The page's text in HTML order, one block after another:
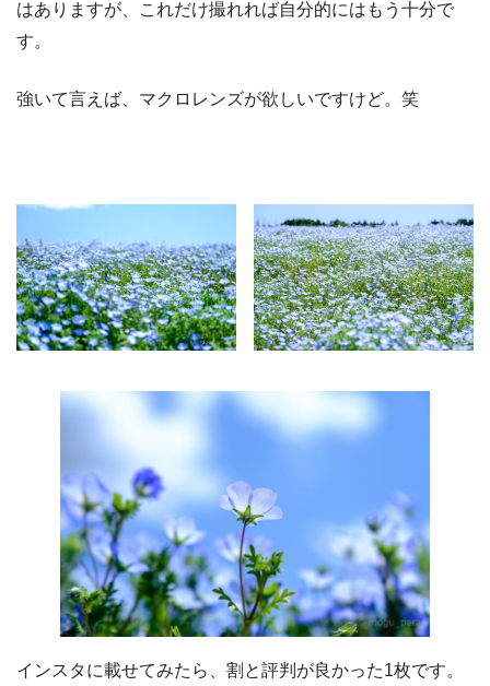
はありますが、これだけ撮れれば自分的にはもう十分で
す。
強いて言えば、マクロレンズが欲しいですけど。笑
インスタに載せてみたら、割と評判が良かった1枚です。